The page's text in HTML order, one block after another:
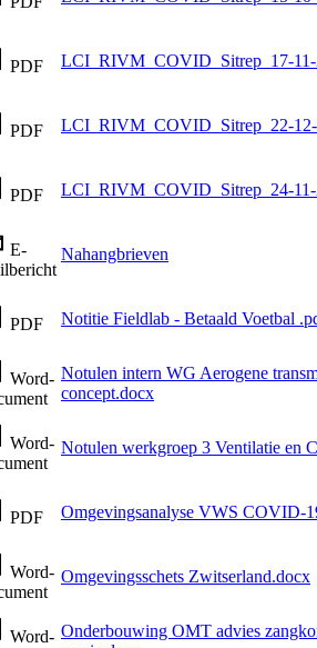
PDF LCI_RIVM_COVID_Sitrep_17-
PDF LCI_RIVM_COVID_Sitrep_22-
PDF LCI_RIVM_COVID_Sitrep_24-
E-
Nahangbrieven
PDF Notitie Fieldlab - Betaald Voetbal
Word- Notulen intern WG Aerogene
concept.docx
Word- Notulen werkgroep 3 Ventilatie en
PDF Omgevingsanalyse VWS COVID-
Word- Omgevingsschets Zwitserland.docx
Word- Onderbouwing OMT advies